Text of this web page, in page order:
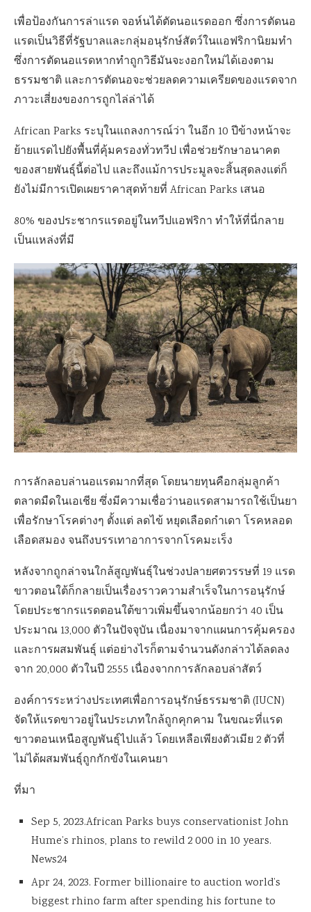
เพื่อป้องกันการล่าแรด จอห์นได้ตัดนอแรดออก ซึ่งการตัดนอ
แรดเป็นวิธีที่รัฐบาลและกลุ่มอนุรักษ์สัตว์ในแอฟริกานิยมทำ
ซึ่งการตัดนอแรดหากทำถูกวิธีมันจะงอกใหม่ได้เองตาม
ธรรมชาติ และการตัดนอจะช่วยลดความเครียดของแรดจาก
ภาวะเสี่ยงของการถูกไล่ล่าได้
African Parks ระบุในแถลงการณ์ว่า ในอีก 10 ปีข้างหน้าจะ
ย้ายแรดไปยังพื้นที่คุ้มครองทั่วทวีป เพื่อช่วยรักษาอนาคต
ของสายพันธุ์นี้ต่อไป และถึงแม้การประมูลจะสิ้นสุดลงแต่ก็
ยังไม่มีการเปิดเผยราคาสุดท้ายที่ African Parks เสนอ
80% ของประชากรแรดอยู่ในทวีปแอฟริกา ทำให้ที่นี่กลาย
เป็นแหล่งที่มี
การลักลอบล่านอแรดมากที่สุด โดยนายทุนคือกลุ่มลูกค้า
ตลาดมืดในเอเชีย ซึ่งมีความเชื่อว่านอแรดสามารถใช้เป็นยา
เพื่อรักษาโรคต่างๆ ตั้งแต่ ลดไข้ หยุดเลือดกำเดา โรคหลอด
เลือดสมอง จนถึงบรรเทาอาการจากโรคมะเร็ง
หลังจากถูกล่าจนใกล้สูญพันธุ์ในช่วงปลายศตวรรษที่ 19 แรด
ขาวตอนใต้ก็กลายเป็นเรื่องราวความสำเร็จในการอนุรักษ์
โดยประชากรแรดตอนใต้ขาวเพิ่มขึ้นจากน้อยกว่า 40 เป็น
ประมาณ 13,000 ตัวในปัจจุบัน เนื่องมาจากแผนการคุ้มครอง
และการผสมพันธุ์ แต่อย่างไรก็ตามจำนวนดังกล่าวได้ลดลง
จาก 20,000 ตัวในปี2555 เนื่องจากการลักลอบล่าสัตว์
องค์การระหว่างประเทศเพื่อการอนุรักษ์ธรรมชาติ(IUCN)
จัดให้แรดขาวอยู่ในประเภทใกล้ถูกคุกคาม ในขณะที่แรด
ขาวตอนเหนือสูญพันธุ์ไปแล้ว โดยเหลือเพียงตัวเมีย 2 ตัวที่
ไม่ได้ผสมพันธุ์ถูกกักขังในเคนยา
ที่มา
Sep 5, 2023.African Parks buys conservationist John
Hume’s rhinos, plans to rewild2 000 in 10 years.
News24
Apr 24, 2023. Former billionaire to auction world’s
biggest rhino farm after spending his fortune to